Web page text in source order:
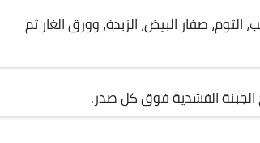
صفار البيض، الزبدة، وورق الغار ثم
القشدية فوق كل صدر.